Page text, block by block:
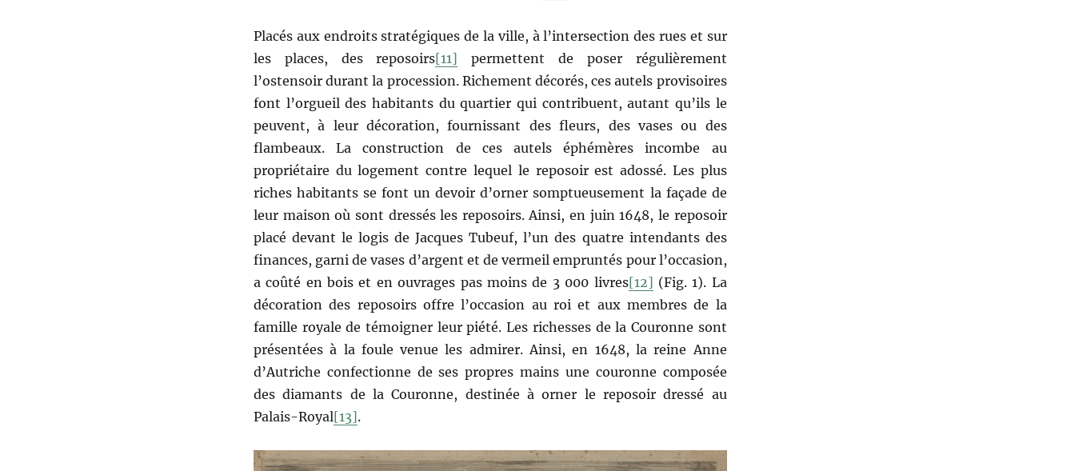
Placés aux endroits stratégiques de la ville, à l’intersection des rues et sur
les places, des reposoirs[11] permettent de poser régulièrement
l’ostensoir durant la procession. Richement décorés, ces autels provisoires
font l’orgueil des habitants du quartier qui contribuent, autant qu’ils le
peuvent, à leur décoration, fournissant des fleurs, des vases ou des
flambeaux. La construction de ces autels éphémères incombe au
propriétaire du logement contre lequel le reposoir est adossé. Les plus
riches habitants se font un devoir d’orner somptueusement la façade de
leur maison où sont dressés les reposoirs. Ainsi, en juin 1648, le reposoir
placé devant le logis de Jacques Tubeuf, l’un des quatre intendants des
finances, garni de vases d’argent et de vermeil empruntés pour l’occasion,
a coûté en bois et en ouvrages pas moins de 3 000 livres[12] (Fig. 1). La
décoration des reposoirs offre l’occasion au roi et aux membres de la
famille royale de témoigner leur piété. Les richesses de la Couronne sont
présentées à la foule venue les admirer. Ainsi, en 1648, la reine Anne
d’Autriche confectionne de ses propres mains une couronne composée
des diamants de la Couronne, destinée à orner le reposoir dressé au
Palais-Royal[13].